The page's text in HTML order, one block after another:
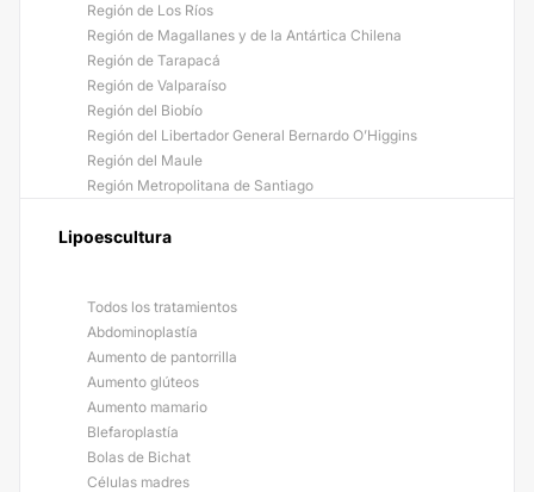
Región de Los Ríos
Región de Magallanes y de la Antártica Chilena
Región de Tarapacá
Región de Valparaíso
Región del Biobío
Región del Libertador General Bernardo O’Higgins
Región del Maule
Región Metropolitana de Santiago
Lipoescultura
Todos los tratamientos
Abdominoplastía
Aumento de pantorrilla
Aumento glúteos
Aumento mamario
Blefaroplastía
Bolas de Bichat
Células madres